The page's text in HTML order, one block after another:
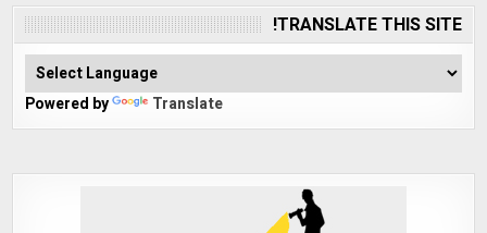
TRANSLATE THIS SITE!
Powered by Translate